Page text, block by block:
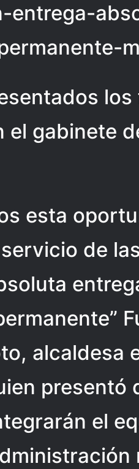
entrega-
el gabinete
esta
de
alcaldesa
presentó
el